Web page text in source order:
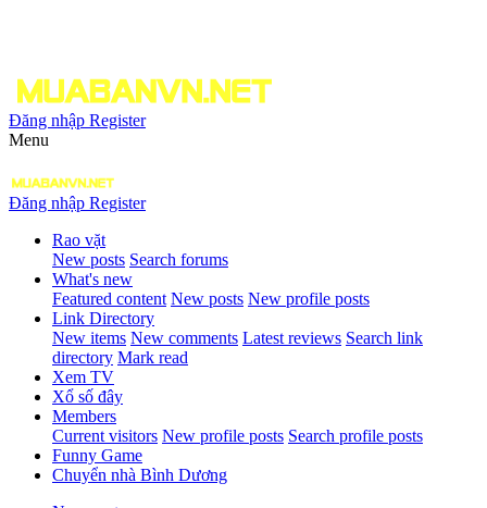
Đăng nhập Register
Menu
Đăng nhập Register
Rao vặt
New posts Search forums
What's new
Featured content New posts New profile posts
Link Directory
New items New comments Latest reviews Search link
directory Mark read
Xem TV
Xổ số đây
Members
Current visitors New profile posts Search profile posts
Funny Game
Chuyển nhà Bình Dương